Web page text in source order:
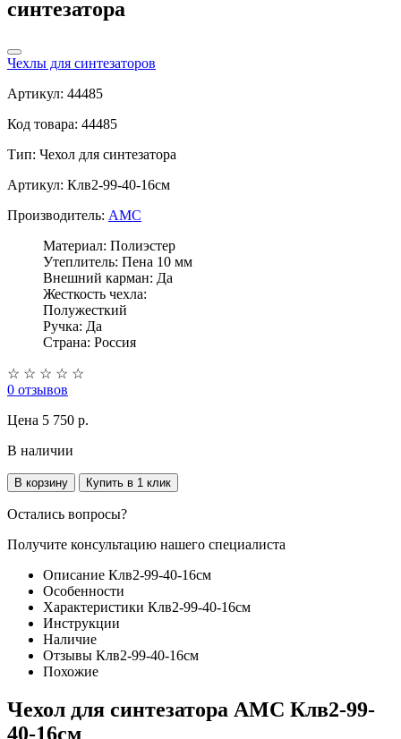
синтезатора
Чехлы для синтезаторов
Артикул: 44485
Код товара: 44485
Тип: Чехол для синтезатора
Артикул: Клв2-99-40-16см
Производитель: AMC
Материал: Полиэстер
Утеплитель: Пена 10 мм
Внешний карман: Да
Жесткость чехла:
Полужесткий
Ручка: Да
Страна: Россия
☆ ☆ ☆ ☆ ☆
0 отзывов
Цена 5 750 p.
В наличии
В корзину Купить в 1 клик
Остались вопросы?
Получите консультацию нашего специалиста
Описание Клв2-99-40-16см
Особенности
Характеристики Клв2-99-40-16см
Инструкции
Наличие
Отзывы Клв2-99-40-16см
Похожие
Чехол для синтезатора AMC Клв2-99-
40-16см